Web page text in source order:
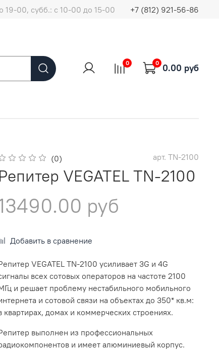
19-00, субб.: с 10-00 до 15-00 +7 (812) 921-56-86
0 0 0.00 руб
(0) арт. TN-2100
VEGATEL TN-2100
руб
Добавить в сравнение
VEGATEL TN-2100 усиливает 3G и 4G
всех сотовых операторов на частоте 2100
и решает проблему нестабильного мобильного
и сотовой связи на объектах до 350* кв.м:
квартирах, домах и коммерческих строениях.
выполнен из профессиональных
и имеет алюминиевый корпус.